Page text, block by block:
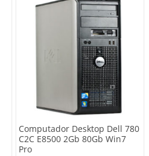
Computador Desktop Dell 780
C2C E8500 2Gb 80Gb Win7
Pro